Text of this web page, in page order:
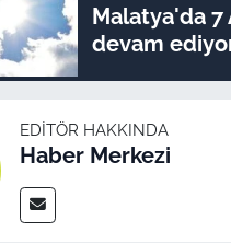
Malatya'da
devam
EDITÖR HAKKINDA
Haber Merkezi